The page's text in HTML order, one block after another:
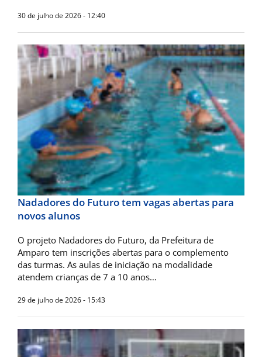
30 de julho de 2026 - 12:40
Nadadores do Futuro tem vagas abertas para
novos alunos
O projeto Nadadores do Futuro, da Prefeitura de
Amparo tem inscrições abertas para o complemento
das turmas. As aulas de iniciação na modalidade
atendem crianças de 7 a 10 anos…
29 de julho de 2026 - 15:43